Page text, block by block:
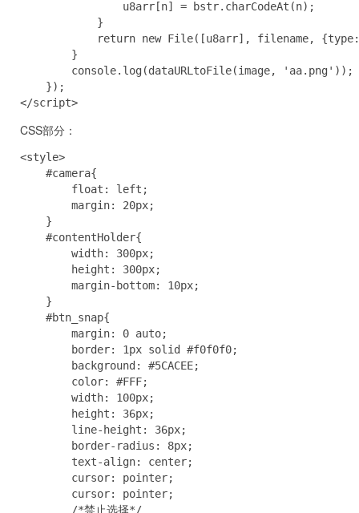
u8arr[n] = bstr.charCodeAt(n);
}
return new File([u8arr], filename, {type:
}
console.log(dataURLtoFile(image, 'aa.png'));
});
</script>
CSS部分：
<style>
#camera{
float: left;
margin: 20px;
}
#contentHolder{
width: 300px;
height: 300px;
margin-bottom: 10px;
}
#btn_snap{
margin: 0 auto;
border: 1px solid #f0f0f0;
background: #5CACEE;
color: #FFF;
width: 100px;
height: 36px;
line-height: 36px;
border-radius: 8px;
text-align: center;
cursor: pointer;
cursor: pointer;
/*禁止选择*/